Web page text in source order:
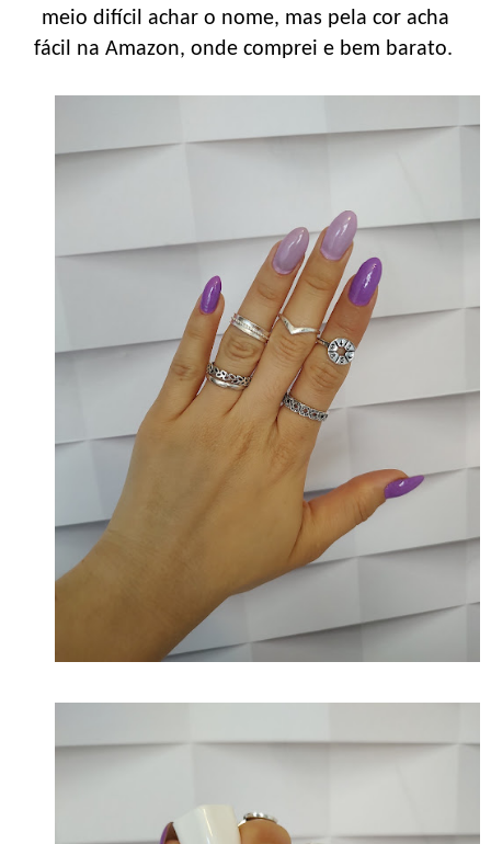
meio difícil achar o nome, mas pela cor acha
fácil na Amazon, onde comprei e bem barato.